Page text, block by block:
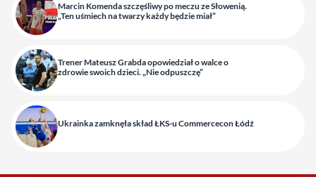
Marcin Komenda szczęśliwy po meczu ze Słowenią.
„Ten uśmiech na twarzy każdy będzie miał”
Trener Mateusz Grabda opowiedział o walce o
zdrowie swoich dzieci. „Nie odpuszczę”
Ukrainka zamknęła skład ŁKS-u Commercecon Łódź